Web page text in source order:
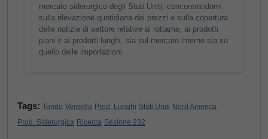
mercato siderurgico degli Stati Uniti, concentrandomi
sulla rilevazione quotidiana dei prezzi e sulla copertura
delle notizie di settore relative al rottame, ai prodotti
piani e ai prodotti lunghi, sia sul mercato interno sia su
quello delle importazioni.
Tags: Tondo Vergella Prod. Lunghi Stati Uniti Nord America
Prod. Siderurgica Ricerca Sezione 232